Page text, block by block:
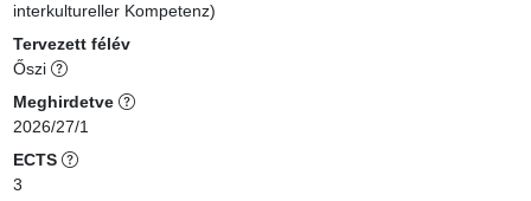
interkultureller Kompetenz)
Tervezett félév
Őszi
Meghirdetve
2026/27/1
ECTS
3